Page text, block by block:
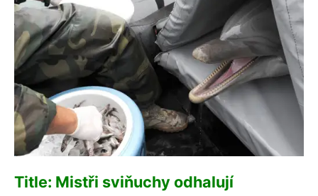
Title: Mistři sviňuchy odhalují